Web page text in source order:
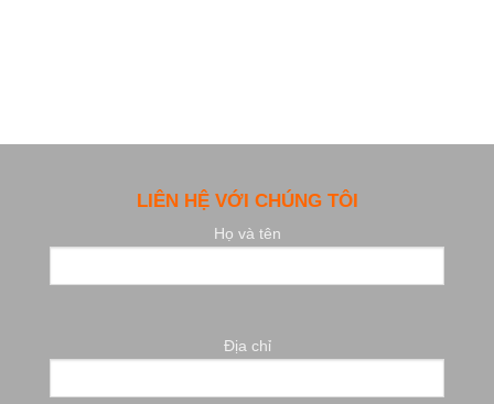
LIÊN HỆ VỚI CHÚNG TÔI
Họ và tên
Địa chỉ